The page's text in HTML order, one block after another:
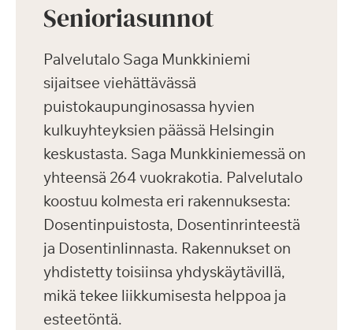
Senioriasunnot
Palvelutalo Saga Munkkiniemi
sijaitsee viehättävässä
puistokaupunginosassa hyvien
kulkuyhteyksien päässä Helsingin
keskustasta. Saga Munkkiniemessä on
yhteensä 264 vuokrakotia. Palvelutalo
koostuu kolmesta eri rakennuksesta:
Dosentinpuistosta, Dosentinrinteestä
ja Dosentinlinnasta. Rakennukset on
yhdistetty toisiinsa yhdyskäytävillä,
mikä tekee liikkumisesta helppoa ja
esteetöntä.